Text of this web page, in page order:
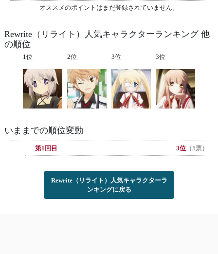
オススメのポイントはまだ登録されていません。
Rewrite（リライト）人気キャラクターランキング 他
の順位
1位 2位 3位 3位
いままでの順位変動
第1回目 3位 （5票）
Rewrite（リライト）人気キャラクターラ
ンキングに戻る